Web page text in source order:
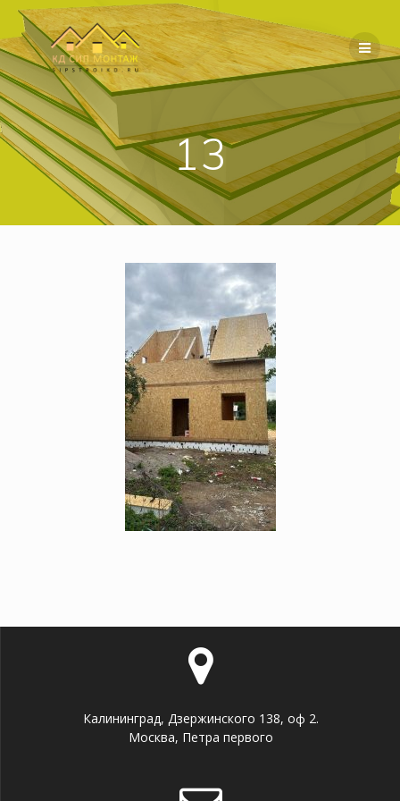
Перейти
содержимому
13
Калининград, Дзержинского 138, оф 2.
Москва, Петра первого